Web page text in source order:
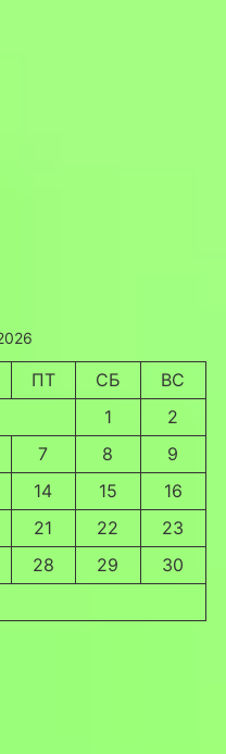
ПТ СБ
ВС
1
2
7 8
9
14 15
16
21 22
23
28 29
30